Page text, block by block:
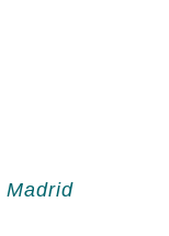
Madrid